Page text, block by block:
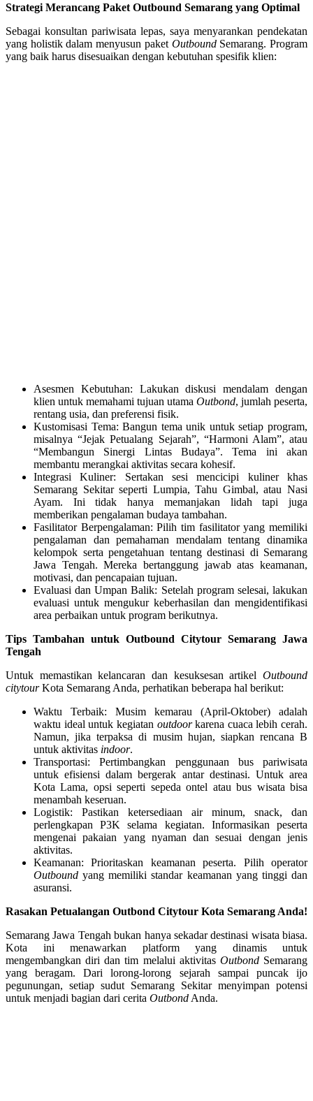
Strategi Merancang Paket Outbound Semarang yang Optimal
Sebagai konsultan pariwisata lepas, saya menyarankan pendekatan
yang holistik dalam menyusun paket OutboundSemarang. Program
yang baik harus disesuaikan dengan kebutuhan spesifik klien:
Asesmen Kebutuhan: Lakukan diskusi mendalam dengan
klien untuk memahami tujuan utama Outbond, jumlah peserta,
rentang usia, dan preferensi fisik.
Kustomisasi Tema: Bangun tema unik untuk setiap program,
misalnya “Jejak Petualang Sejarah”, “Harmoni Alam”, atau
“Membangun Sinergi Lintas Budaya”. Tema ini akan
membantu merangkai aktivitas secara kohesif.
Integrasi Kuliner: Sertakan sesi mencicipi kuliner khas
Semarang Sekitar seperti Lumpia, Tahu Gimbal, atau Nasi
Ayam. Ini tidak hanya memanjakan lidah tapi juga
memberikan pengalaman budaya tambahan.
Fasilitator Berpengalaman: Pilih tim fasilitator yang memiliki
pengalaman dan pemahaman mendalam tentang dinamika
kelompok serta pengetahuan tentang destinasi di Semarang
Jawa Tengah. Mereka bertanggung jawab atas keamanan,
motivasi, dan pencapaian tujuan.
Evaluasi dan Umpan Balik: Setelah program selesai, lakukan
evaluasi untuk mengukur keberhasilan dan mengidentifikasi
area perbaikan untuk program berikutnya.
Tips Tambahan untuk Outbound Citytour Semarang Jawa
Tengah
Untuk memastikan kelancaran dan kesuksesan artikel Outbound
citytourKota Semarang Anda, perhatikan beberapa hal berikut:
Waktu Terbaik: Musim kemarau (April-Oktober) adalah
waktu ideal untuk kegiatan outdoorkarena cuaca lebih cerah.
Namun, jika terpaksa di musim hujan, siapkan rencana B
untuk aktivitas indoor.
Transportasi: Pertimbangkan penggunaan bus pariwisata
untuk efisiensi dalam bergerak antar destinasi. Untuk area
Kota Lama, opsi seperti sepeda ontel atau bus wisata bisa
menambah keseruan.
Logistik: Pastikan ketersediaan air minum, snack, dan
perlengkapan P3K selama kegiatan. Informasikan peserta
mengenai pakaian yang nyaman dan sesuai dengan jenis
aktivitas.
Keamanan: Prioritaskan keamanan peserta. Pilih operator
Outbound yang memiliki standar keamanan yang tinggi dan
asuransi.
Rasakan Petualangan Outbond Citytour Kota Semarang Anda!
Semarang Jawa Tengah bukan hanya sekadar destinasi wisata biasa.
Kota ini menawarkan platform yang dinamis untuk
mengembangkan diri dan tim melalui aktivitas OutbondSemarang
yang beragam. Dari lorong-lorong sejarah sampai puncak ijo
pegunungan, setiap sudut Semarang Sekitar menyimpan potensi
untuk menjadi bagian dari cerita Outbond Anda.